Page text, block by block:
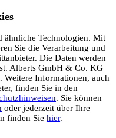
ähnliche Technologien. Mit
Sie die Verarbeitung und
Die Daten werden
Alberts GmbH & Co. KG
Weitere Informationen, auch
finden Sie in den
. Sie können
oder jederzeit über Ihre
finden Sie hier.